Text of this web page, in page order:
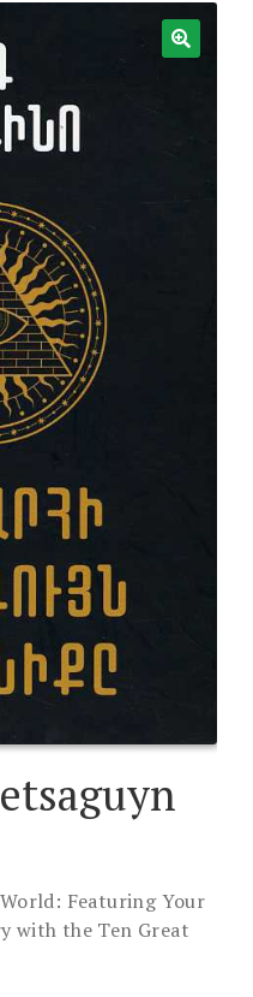
Featuring Your
with the Ten Great